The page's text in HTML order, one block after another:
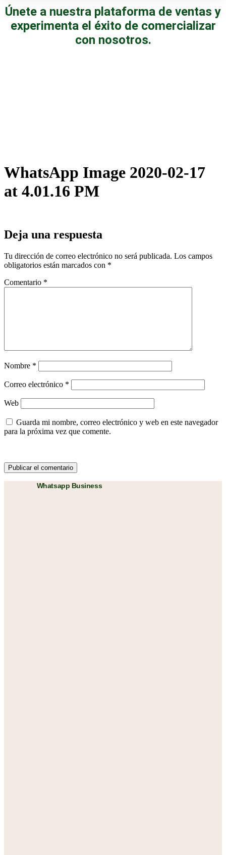
Únete a nuestra plataforma de ventas y
experimenta el éxito de comercializar
con nosotros.
WhatsApp Image 2020-02-17
at 4.01.16 PM
Deja una respuesta
Tu dirección de correo electrónico no será publicada. Los campos
obligatorios están marcados con *
Comentario *
Nombre *
Correo electrónico *
Web
Guarda mi nombre, correo electrónico y web en este navegador
para la próxima vez que comente.
Whatsapp Business